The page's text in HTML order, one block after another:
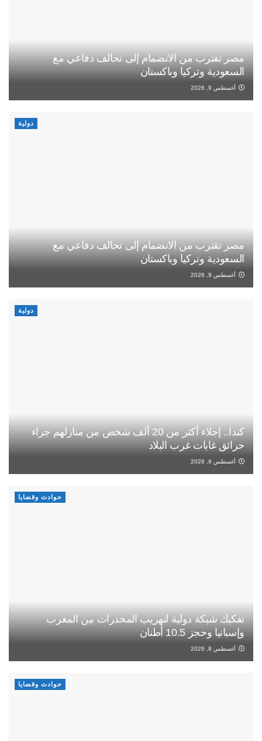
مصر تقترب من الانضمام إلى تحالف دفاعي مع
السعودية وتركيا وباكستان
أغسطس 9, 2026
دولية
مصر تقترب من الانضمام إلى تحالف دفاعي مع
السعودية وتركيا وباكستان
أغسطس 9, 2026
دولية
كندا.. إجلاء أكثر من 20 ألف شخص من منازلهم جراء
حرائق غابات غرب البلاد
أغسطس 9, 2026
حوادث وقضايا
تفكيك شبكة دولية لتهريب المخدرات بين المغرب
وإسبانيا وحجز 10.5 أطنان
أغسطس 8, 2026
حوادث وقضايا